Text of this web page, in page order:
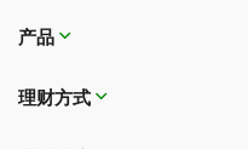
产品
理财方式